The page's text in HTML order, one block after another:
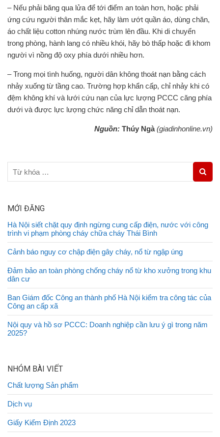
– Nếu phải băng qua lửa để tới điểm an toàn hơn, hoặc phải
ứng cứu người thân mắc kẹt, hãy làm ướt quần áo, dùng chăn,
áo chất liệu cotton nhúng nước trùm lên đầu. Khi di chuyển
trong phòng, hành lang có nhiều khói, hãy bò thấp hoặc đi khom
người vì nồng độ oxy phía dưới nhiều hơn.
– Trong mọi tình huống, người dân không thoát nạn bằng cách
nhảy xuống từ tầng cao. Trường hợp khẩn cấp, chỉ nhảy khi có
đệm không khí và lưới cứu nạn của lực lượng PCCC căng phía
dưới và được lực lượng chức năng chỉ dẫn thoát nạn.
Nguồn: Thúy Ngà (giadinhonline.vn)
MỚI ĐĂNG
Hà Nội siết chặt quy định ngừng cung cấp điện, nước với công
trình vi phạm phòng cháy chữa cháy Thái Bình
Cảnh báo nguy cơ chập điện gây cháy, nổ từ ngập úng
Đảm bảo an toàn phòng chống cháy nổ từ kho xưởng trong khu
dân cư
Ban Giám đốc Công an thành phố Hà Nội kiểm tra công tác của
Công an cấp xã
Nội quy và hồ sơ PCCC: Doanh nghiệp cần lưu ý gì trong năm
2025?
NHÓM BÀI VIẾT
Chất lượng Sản phẩm
Dịch vụ
Giấy Kiểm Định 2023